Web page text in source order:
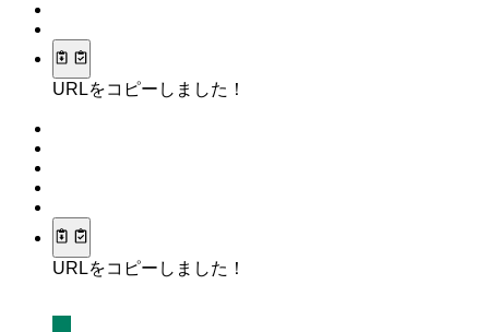
URLをコピーしました！
URLをコピーしました！